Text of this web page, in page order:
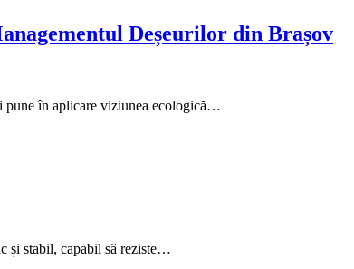
Deșeurilor din Brașov
pune în aplicare viziunea ecologică…
și stabil, capabil să reziste…